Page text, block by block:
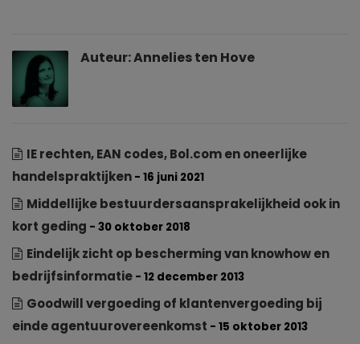
Auteur:Annelies ten Hove
IE rechten, EAN codes, Bol.com en oneerlijke
handelspraktijken - 16 juni 2021
Middellijke bestuurdersaansprakelijkheid ook in
kort geding - 30 oktober 2018
Eindelijk zicht op bescherming van knowhow en
bedrijfsinformatie - 12 december 2013
Goodwill vergoeding of klantenvergoeding bij
einde agentuurovereenkomst - 15 oktober 2013